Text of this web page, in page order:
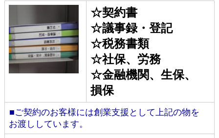
☆契約書
☆議事録・登記
☆税務書類
☆社保、労務
☆金融機関、生保、
損保
■ご契約のお客様には創業支援として上記の物を
お渡ししています。